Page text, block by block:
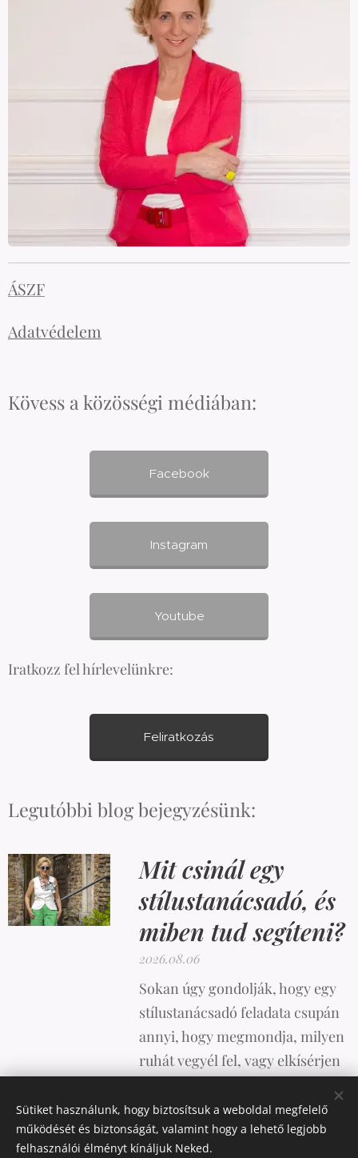
ÁSZF
Adatvédelem
Kövess a közösségi médiában:
Facebook
Instagram
Youtube
Iratkozz fel hírlevelünkre:
Feliratkozás
Legutóbbi blog bejegyzésünk:
Mit csinál egy
stílustanácsadó, és
miben tud segíteni?
2026.08.06
Sokan úgy gondolják, hogy egy
stílustanácsadó feladata csupán
annyi, hogy megmondja, milyen
ruhát vegyél fel, vagy elkísérjen
ennél sokkal összetettebb.
Sütiket használunk, hogy biztosítsuk a weboldal megfelelő
működését és biztonságát, valamint hogy a lehető legjobb
felhasználói élményt kínáljuk Neked.